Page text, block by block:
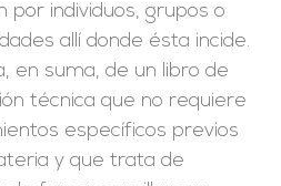
por individuos, grupos o
allí donde ésta incide.
en suma, de un libro de
técnica que no requiere
específicos previos
y que trata de